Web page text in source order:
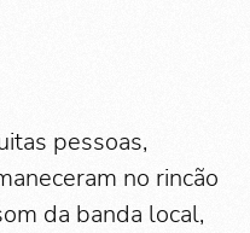
pessoas,
no rincão
da banda local,